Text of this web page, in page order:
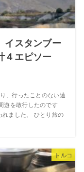
イスタンブー
４エピソー
、行ったことのない遠
遊を敢行したのです
ました。 ひとり旅の
トルコ